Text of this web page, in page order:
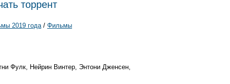
торрент
2019 года/ Фильмы
Фулк, Нейрин Винтер, Энтони Дженсен,